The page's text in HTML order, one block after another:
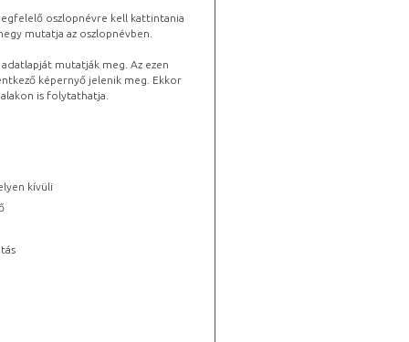
oszlopnévre kell kattintania
mutatja az oszlopnévben.
mutatják meg. Az ezen
képernyő jelenik meg. Ekkor
is folytathatja.
kívüli